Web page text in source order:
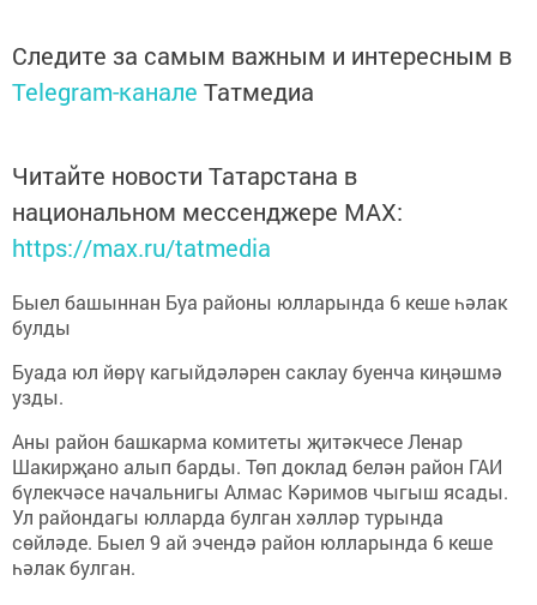
Следите за самым важным и интересным в
Telegram-канале Татмедиа
Читайте новости Татарстана в
национальном мессенджере MАХ:
https://max.ru/tatmedia
Быел башыннан Буа районы юлларында 6 кеше һәлак
булды
Буада юл йөрү кагыйдәләрен саклау буенча киңәшмә
узды.
Аны район башкарма комитеты җитәкчесе Ленар
Шакирҗано алып барды. Төп доклад белән район ГАИ
бүлекчәсе начальнигы Алмас Кәримов чыгыш ясады.
Ул райондагы юлларда булган хәлләр турында
сөйләде. Быел 9 ай эчендә район юлларында 6 кеше
һәлак булган.